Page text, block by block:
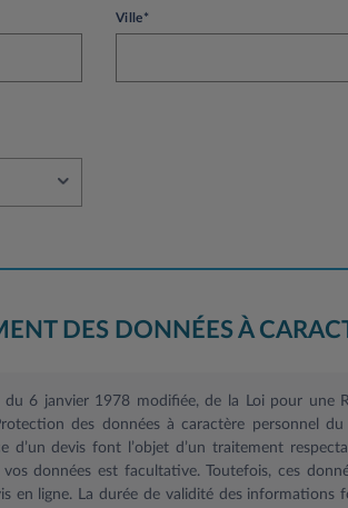
Ville*
DES DONNÉES À
6 janvier 1978 modifiée, de la Loi pour une
des données à caractère personnel
d’un devis font l’objet d’un traitement
données est facultative. Toutefois, ces
en ligne. La durée de validité des informations